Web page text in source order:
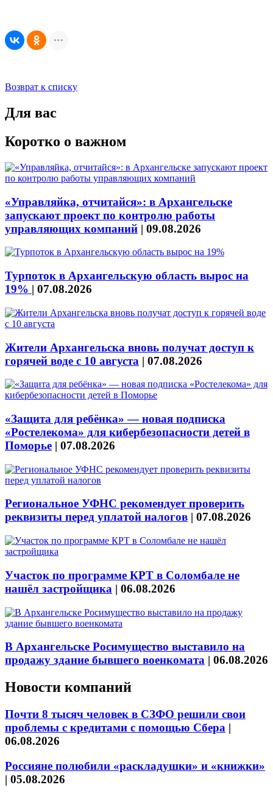
Возврат к списку
Для вас
Коротко о важном
«Управляйка, отчитайся»: в Архангельске
запускают проект по контролю работы
управляющих компаний | 09.08.2026
Турпоток в Архангельскую область вырос на
19% | 07.08.2026
Жители Архангельска вновь получат доступ к
горячей воде с 10 августа | 07.08.2026
«Защита для ребёнка» — новая подписка
«Ростелекома» для кибербезопасности детей в
Поморье | 07.08.2026
Региональное УФНС рекомендует проверить
реквизиты перед уплатой налогов | 07.08.2026
Участок по программе КРТ в Соломбале не
нашёл застройщика | 06.08.2026
В Архангельске Росимущество выставило на
продажу здание бывшего военкомата | 06.08.2026
Новости компаний
Почти 8 тысяч человек в СЗФО решили свои
проблемы с кредитами с помощью Сбера |
06.08.2026
Россияне полюбили «раскладушки» и «книжки»
| 05.08.2026